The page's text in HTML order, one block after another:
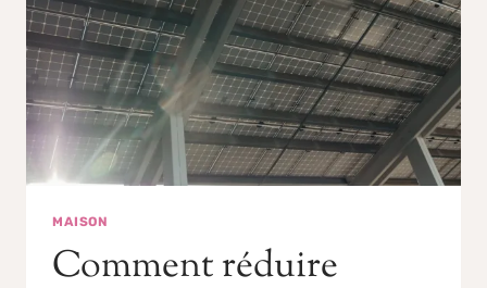
MAISON
Comment réduire